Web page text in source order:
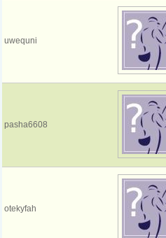
uwequni
pasha6608
otekyfah